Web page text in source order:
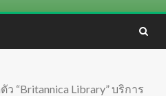
ว “Britannica Library” บริการ